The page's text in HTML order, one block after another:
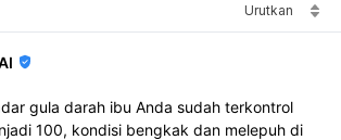
Urutkan
gula darah ibu Anda sudah terkontrol
100, kondisi bengkak dan melepuh di